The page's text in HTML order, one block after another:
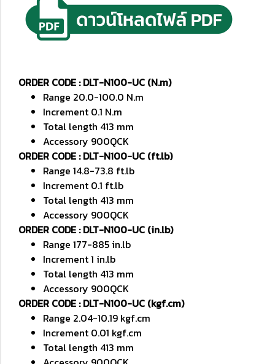
ORDER CODE : DLT-N100-UC (N.m)
Range 20.0-100.0 N.m
Increment 0.1 N.m
Total length 413 mm
Accessory 900QCK
ORDER CODE : DLT-N100-UC (ft.lb)
Range 14.8-73.8 ft.lb
Increment 0.1 ft.lb
Total length 413 mm
Accessory 900QCK
ORDER CODE : DLT-N100-UC (in.lb)
Range 177-885 in.lb
Increment 1 in.lb
Total length 413 mm
Accessory 900QCK
ORDER CODE : DLT-N100-UC (kgf.cm)
Range 2.04-10.19 kgf.cm
Increment 0.01 kgf.cm
Total length 413 mm